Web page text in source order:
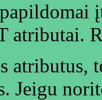
atributai.
atributus,
Jeigu